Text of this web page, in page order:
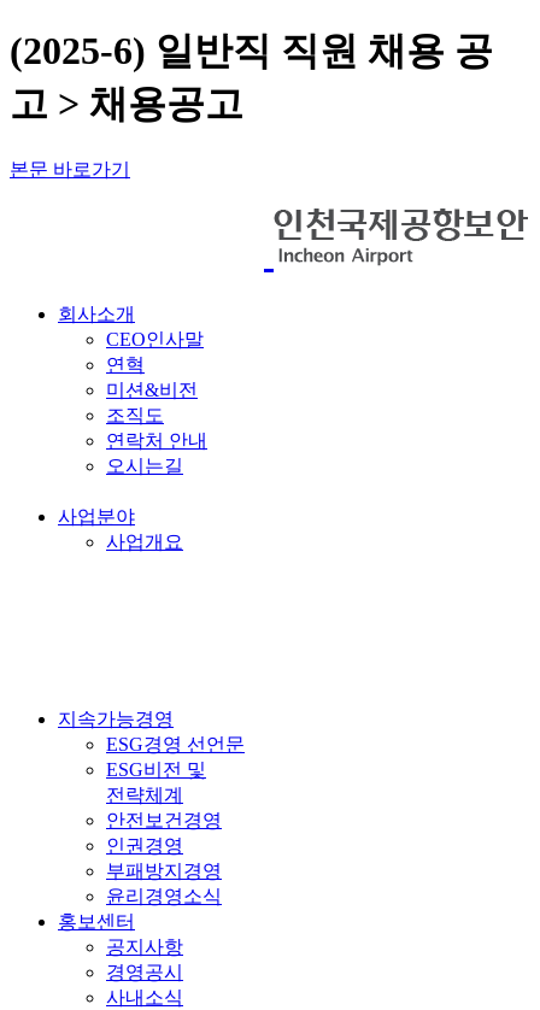
(2025-6) 일반직 직원 채용 공
고 > 채용공고
본문 바로가기
회사소개
CEO인사말
연혁
미션&비전
조직도
연락처 안내
오시는길
사업분야
사업개요
지속가능경영
ESG경영 선언문
ESG비전 및
전략체계
안전보건경영
인권경영
부패방지경영
윤리경영소식
홍보센터
공지사항
경영공시
사내소식